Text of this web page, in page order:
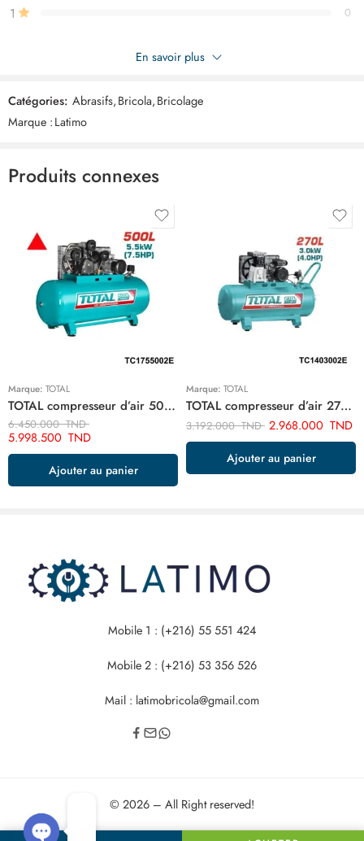
1 0
Soyez le premier à donner votre avis sur “Disque abrasif p100
ARTP100”
Commentaires
Il n'y a pas encore de critiques.
En savoir plus
Catégories: Abrasifs,Bricola,Bricolage
Marque :Latimo
Produits connexes
Marque: TOTAL
TOTAL compresseur d’air 500 litre 7.5hp TC1755002E
6.450.000TND
5.998.500 TND
Ajouter au panier
Marque: TOTAL
TOTAL compresseur d’air 270 litre TC1403002E
3.192.000TND 2.968.000 TND
Ajouter au panier
Mobile 1 : (+216) 55 551 424
Mobile 2 : (+216) 53 356 526
Mail : latimobricola@gmail.com
© 2026 – All Right reserved!